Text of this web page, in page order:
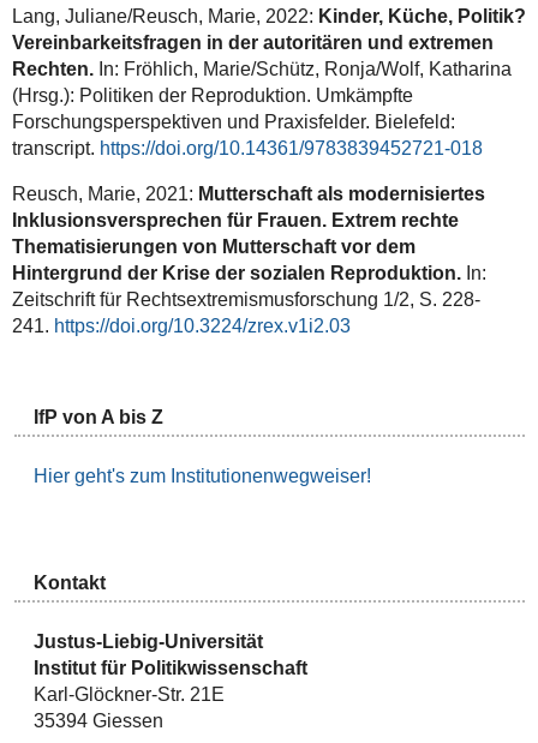
Lang, Juliane/Reusch, Marie, 2022: Kinder, Küche, Politik?
Vereinbarkeitsfragen in der autoritären und extremen
Rechten. In: Fröhlich, Marie/Schütz, Ronja/Wolf, Katharina
(Hrsg.): Politiken der Reproduktion. Umkämpfte
Forschungsperspektiven und Praxisfelder. Bielefeld:
transcript. https://doi.org/10.14361/9783839452721-018
Reusch, Marie, 2021: Mutterschaft als modernisiertes
Inklusionsversprechen für Frauen. Extrem rechte
Thematisierungen von Mutterschaft vor dem
Hintergrund der Krise der sozialen Reproduktion.In:
Zeitschrift für Rechtsextremismusforschung 1/2, S. 228-
241. https://doi.org/10.3224/zrex.v1i2.03
IfP von A bis Z
Hier geht's zum Institutionenwegweiser!
Kontakt
Justus-Liebig-Universität
Institut für Politikwissenschaft
Karl-Glöckner-Str. 21E
35394 Giessen